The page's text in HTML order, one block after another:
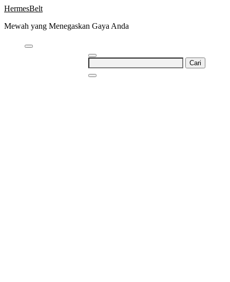
Skip
content
HermesBelt
Mewah yang Menegaskan Gaya Anda
Cari
untuk: